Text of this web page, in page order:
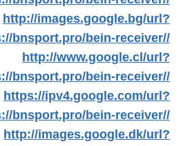
http://images.google.bg/url?
bnsport.pro/bein-receiver//
http://www.google.cl/url?
bnsport.pro/bein-receiver//
https://ipv4.google.com/url?
bnsport.pro/bein-receiver//
http://images.google.dk/url?